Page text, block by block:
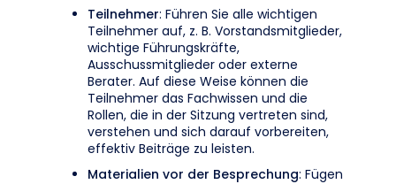
Teilnehmer: Führen Sie alle wichtigen
Teilnehmer auf, z. B. Vorstandsmitglieder,
wichtige Führungskräfte,
Ausschussmitglieder oder externe
Berater. Auf diese Weise können die
Teilnehmer das Fachwissen und die
Rollen, die in der Sitzung vertreten sind,
verstehen und sich darauf vorbereiten,
effektiv Beiträge zu leisten.
Materialien vor der Besprechung: Fügen